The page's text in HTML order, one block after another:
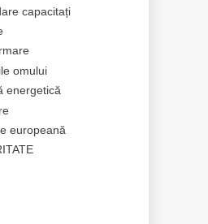
capacitați
omului
energetică
europeană